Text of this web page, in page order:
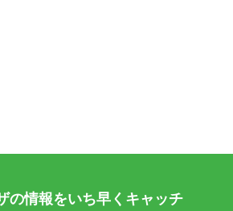
の情報をいち早くキャッチ